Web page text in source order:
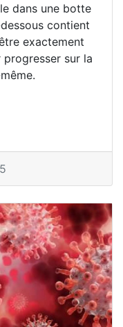
dans une botte
contient
exactement
sur la